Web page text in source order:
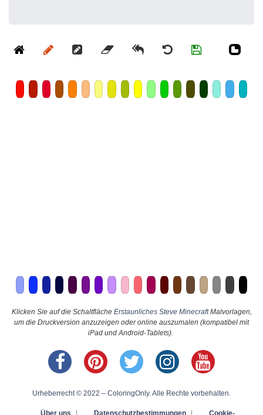
Klicken Sie auf die Schaltfläche Erstaunliches Steve MinecraftMalvorlagen,
um die Druckversion anzuzeigen oder online auszumalen (kompatibel mit
iPad und Android-Tablets).
Urheberrecht © 2022 – ColoringOnly. Alle Rechte vorbehalten.
Über uns Datenschutzbestimmungen Cookie-